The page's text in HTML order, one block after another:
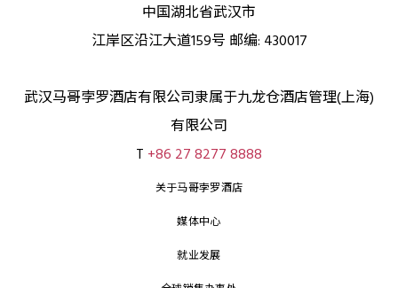
中国湖北省武汉市
江岸区沿江大道159号 邮编: 430017
武汉马哥孛罗酒店有限公司隶属于九龙仓酒店管理(上海)
有限公司
T +86 27 8277 8888
关于马哥孛罗酒店
媒体中心
就业发展